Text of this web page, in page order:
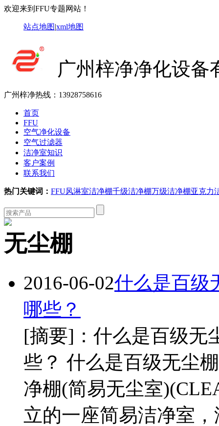
欢迎来到FFU专题网站！
站点地图|xml地图
广州梓净净化设备
广州梓净热线： 13928758616
首页
FFU
空气净化设备
空气过滤器
洁净室知识
客户案例
联系我们
热门关键词： FFU风淋室洁净棚千级洁净棚万级洁净棚亚克力
无尘棚
2016-06-02什么是百级
哪些？
[摘要]：什么是百级无
些？ 什么是百级无尘
净棚(简易无尘室
立的一座简易洁净室